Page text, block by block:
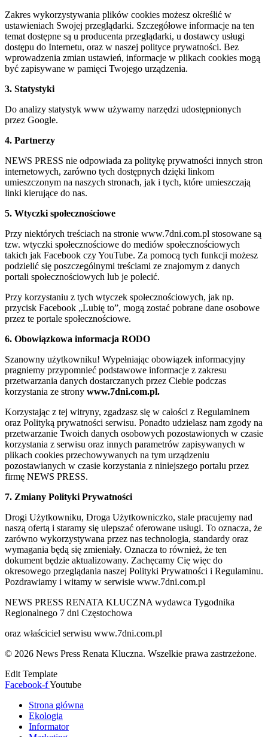
Zakres wykorzystywania plików cookies możesz określić w
ustawieniach Swojej przeglądarki. Szczegółowe informacje na ten
temat dostępne są u producenta przeglądarki, u dostawcy usługi
dostępu do Internetu, oraz w naszej polityce prywatności. Bez
wprowadzenia zmian ustawień, informacje w plikach cookies mogą
być zapisywane w pamięci Twojego urządzenia.
3. Statystyki
Do analizy statystyk www używamy narzędzi udostępnionych
przez Google.
4. Partnerzy
NEWS PRESS nie odpowiada za politykę prywatności innych stron
internetowych, zarówno tych dostępnych dzięki linkom
umieszczonym na naszych stronach, jak i tych, które umieszczają
linki kierujące do nas.
5. Wtyczki społecznościowe
Przy niektórych treściach na stronie www.7dni.com.pl stosowane są
tzw. wtyczki społecznościowe do mediów społecznościowych
takich jak Facebook czy YouTube. Za pomocą tych funkcji możesz
podzielić się poszczególnymi treściami ze znajomym z danych
portali społecznościowych lub je polecić.
Przy korzystaniu z tych wtyczek społecznościowych, jak np.
przycisk Facebook „Lubię to”, mogą zostać pobrane dane osobowe
przez te portale społecznościowe.
6. Obowiązkowa informacja RODO
Szanowny użytkowniku! Wypełniając obowiązek informacyjny
pragniemy przypomnieć podstawowe informacje z zakresu
przetwarzania danych dostarczanych przez Ciebie podczas
korzystania ze strony www.7dni.com.pl.
Korzystając z tej witryny, zgadzasz się w całości z Regulaminem
oraz Polityką prywatności serwisu. Ponadto udzielasz nam zgody na
przetwarzanie Twoich danych osobowych pozostawionych w czasie
korzystania z serwisu oraz innych parametrów zapisywanych w
plikach cookies przechowywanych na tym urządzeniu
pozostawianych w czasie korzystania z niniejszego portalu przez
firmę NEWS PRESS.
7. Zmiany Polityki Prywatności
Drogi Użytkowniku, Droga Użytkowniczko, stale pracujemy nad
naszą ofertą i staramy się ulepszać oferowane usługi. To oznacza, że
zarówno wykorzystywana przez nas technologia, standardy oraz
wymagania będą się zmieniały. Oznacza to również, że ten
dokument będzie aktualizowany. Zachęcamy Cię więc do
okresowego przeglądania naszej Polityki Prywatności i Regulaminu.
Pozdrawiamy i witamy w serwisie www.7dni.com.pl
NEWS PRESS RENATA KLUCZNA wydawca Tygodnika
Regionalnego 7 dni Częstochowa
oraz właściciel serwisu www.7dni.com.pl
© 2026 News Press Renata Kluczna. Wszelkie prawa zastrzeżone.
Edit Template
Facebook-fYoutube
Strona główna
Ekologia
Informator